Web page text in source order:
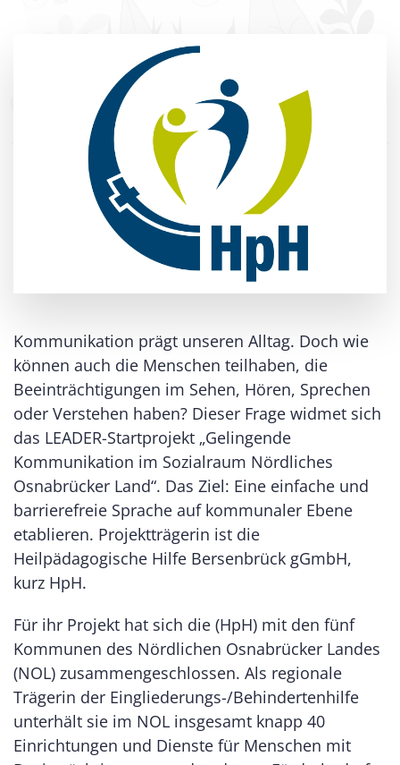
Kommunikation prägt unseren Alltag. Doch wie
können auch die Menschen teilhaben, die
Beeinträchtigungen im Sehen, Hören, Sprechen
oder Verstehen haben? Dieser Frage widmet sich
das LEADER-Startprojekt „Gelingende
Kommunikation im Sozialraum Nördliches
Osnabrücker Land“. Das Ziel: Eine einfache und
barrierefreie Sprache auf kommunaler Ebene
etablieren. Projektträgerin ist die
Heilpädagogische Hilfe Bersenbrück gGmbH,
kurz HpH.
Für ihr Projekt hat sich die (HpH) mit den fünf
Kommunen des Nördlichen Osnabrücker Landes
(NOL) zusammengeschlossen. Als regionale
Trägerin der Eingliederungs-/Behindertenhilfe
unterhält sie im NOL insgesamt knapp 40
Einrichtungen und Dienste für Menschen mit